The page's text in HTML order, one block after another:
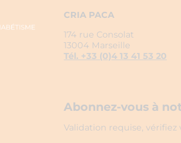
CRIA PACA
174 rue Consolat
13004 Marseille
Tél. +33 (0)4 13 41 53 20
Abonnez-vous à
Validation requise,